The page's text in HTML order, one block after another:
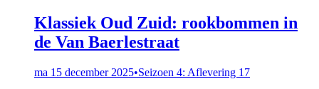
Klassiek Oud Zuid: rookbommen in
de Van Baerlestraat
ma 15 december 2025•Seizoen 4: Aflevering 17